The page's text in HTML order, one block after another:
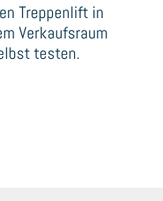
Treppenlift in
Verkaufsraum
testen.